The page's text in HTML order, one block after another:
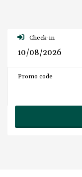
Check-in
Promo code